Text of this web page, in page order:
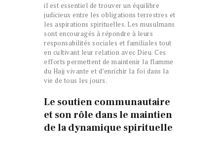
il est essentiel de trouver un équilibre
judicieux entre les obligations terrestres et
les aspirations spirituelles. Les musulmans
sont encouragés à répondre à leurs
responsabilités sociales et familiales tout
en cultivant leur relation avec Dieu. Ces
efforts permettent de maintenir la flamme
du Hajj vivante et d’enrichir la foi dans la
vie de tous les jours.
Le soutien communautaire
et son rôle dans le maintien
de la dynamique spirituelle